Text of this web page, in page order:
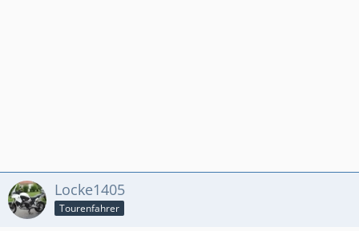
Locke1405
Tourenfahrer